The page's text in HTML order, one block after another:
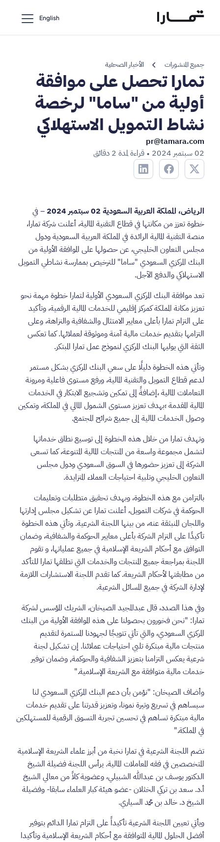
English
جميع المنشورات chevron_left الأخبار الصحفية
تمارا تحصل على موافقة
أولية من "ساما" لرخصة
نشاط التمويل الاستهلاكي
pr@tamara.com
02 سبتمبر 2024
• قراءة لمدة 2 دقائق
الرياض، المملكة العربية السعودية 02 سبتمبر 2024
– في
خطوة تعزز من مكانتها في قطاع التقنية المالية، أعلنت شركة تمارا،
منصة التقنية المالية الرائدة في المملكة العربية السعودية ودول
مجلس التعاون الخليجي، عن حصولها على الموافقة الأولية من
البنك المركزي السعودي "ساما" للترخيص بممارسة نشاطي التمويل
الاستهلاكي والدفع الآجل.
تعد موافقة البنك المركزي السعودي الأولية لتمارا خطوة مهمة نحو
تعزيز مكانة المملكة كمركز إقليمي للخدمات المالية الرقمية، وتأكيد
على التزام تمارا بأعلى معايير الامتثال والشفافية والنزاهة، وعلى
التزامها بتقديم خدمات مالية آمنة وموثوقة لعملائها. كما تعكس
الثقة التي يوليها البنك المركزي لنموذج عمل تمارا المبتكر.
وتأتي هذه الخطوة دليلًا على سعي البنك المركزي بشكل مستمر
لدعم قطاع التمويل والتقنية المالية، ورفع مستوى فاعلية ومرونة
التعاملات المالية ،إضافةً إلى تمكين وتشجيع الابتكار في الخدمات
المالية المقدمة ؛بهدف تعزيز مستوى الشمول المالي في المملكة، وتمكين
وصول الخدمات المالية إلى جميع شرائح المجتمع.
وتهدف تمارا من خلال هذه الخطوة إلى توسيع نطاق خدماتها
لتشمل مجموعة واسعة من المنتجات المالية المتنوعة، كما تسعى
الشركة إلى تعزيز حضورها في السوق السعودي ودول مجلس
التعاون الخليجي وتلبية احتياجات العملاء المتزايدة.
بالتزامن مع هذه الخطوة، وبهدف تحقيق متطلبات وتعليمات
الحوكمة في شركات التمويل، أعلنت تمارا عن تشكيل مجلس إدارتها
واللجان المنبثقة عنه، من بينها اللجنة الشرعية. وتأتي هذه الخطوة
تأكيدًا على التزام الشركة بأعلى معايير الحوكمة والشفافية، وضمان
التوافق مع أحكام الشريعة الإسلامية في جميع عملياتها، و تقوم
اللجنة بمراجعة جميع المنتجات والخدمات التي تطلقها تمارا للتأكد
من مطابقتها لأحكام الشريعة. كما تقدم اللجنة الاستشارات اللازمة
لإدارة الشركة في جميع المسائل الشرعية.
وفي هذا الصدد، قال عبدالمجيد الصيخان، الشريك المؤسس لشركة
تمارا: "نحن فخورون بحصولنا على هذه الموافقة الأولية من البنك
المركزي السعودي، والتي تأتي تتويجًا لجهودنا المستمرة لتقديم
منتجات مالية مبتكرة تلبي احتياجات عملائنا. إن تشكيل لجنة
شرعية يعكس التزامنا بتعزيز الشفافية والحوكمة, وضمان توفير
خدمات مالية متوافقة مع الشريعة الإسلامية."
وأضاف الصيخان: "نؤمن بأن دعم البنك المركزي السعودي لنا
سيساهم في تسريع وتيرة نمونا، وتعزيز قدرتنا على تقديم خدمات
مالية مبتكرة تساهم في تحسين تجربة التسوق الرقمية للمستهلكين
في المملكة."
تضم اللجنة الشرعية في تمارا نخبة من أبرز علماء الشريعة الإسلامية
المتخصصين في فقه المعاملات المالية. يرأس اللجنة فضيلة الشيخ
الدكتور يوسف بن عبدالله الشبيلي، وعضوية كلاً من معالي الشيخ
أ.د. سعد بن تركي الخثلان -عضو هيئة كبار العلماء سابقا- وفضيلة
الشيخ د. خالد بن محمد السياري.
ويأتي تعيين اللجنة الشرعية تأكيداً على التزام تمارا الدائم بتوفير
أفضل الحلول المالية المتوافقة مع أحكام الشريعة الإسلامية وتأكيدا